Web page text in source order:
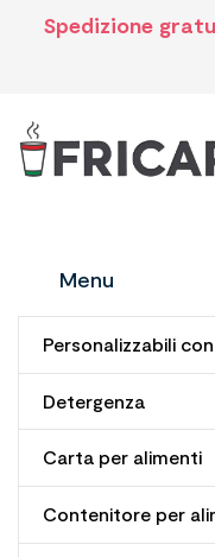
Spedizione
Menu
Personalizzabili
Detergenza
Carta per alimenti
Contenitore per